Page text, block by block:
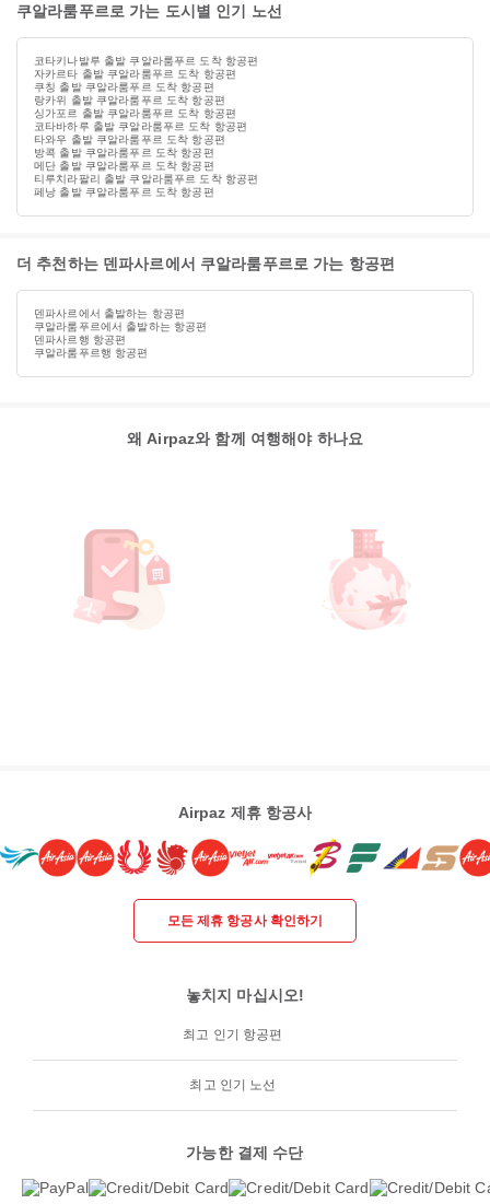
쿠알라룸푸르로 가는 도시별 인기 노선
코타키나발루 출발 쿠알라룸푸르 도착 항공편
자카르타 출발 쿠알라룸푸르 도착 항공편
쿠칭 출발 쿠알라룸푸르 도착 항공편
랑카위 출발 쿠알라룸푸르 도착 항공편
싱가포르 출발 쿠알라룸푸르 도착 항공편
코타바하루 출발 쿠알라룸푸르 도착 항공편
타와우 출발 쿠알라룸푸르 도착 항공편
방콕 출발 쿠알라룸푸르 도착 항공편
메단 출발 쿠알라룸푸르 도착 항공편
티루치라팔리 출발 쿠알라룸푸르 도착 항공편
페낭 출발 쿠알라룸푸르 도착 항공편
더 추천하는 덴파사르에서 쿠알라룸푸르로 가는 항공편
덴파사르에서 출발하는 항공편
쿠알라룸푸르에서 출발하는 항공편
덴파사르행 항공편
쿠알라룸푸르행 항공편
왜 Airpaz와 함께 여행해야 하나요
Airpaz 제휴 항공사
모든 제휴 항공사 확인하기
놓치지 마십시오!
최고 인기 항공편
최고 인기 노선
가능한 결제 수단